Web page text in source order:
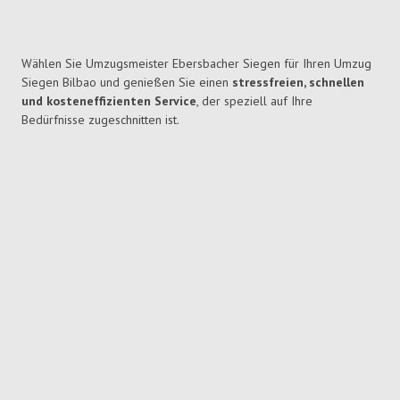
Wählen Sie Umzugsmeister Ebersbacher Siegen für Ihren Umzug
Siegen Bilbao und genießen Sie einen stressfreien, schnellen
und kosteneffizienten Service, der speziell auf Ihre
Bedürfnisse zugeschnitten ist.